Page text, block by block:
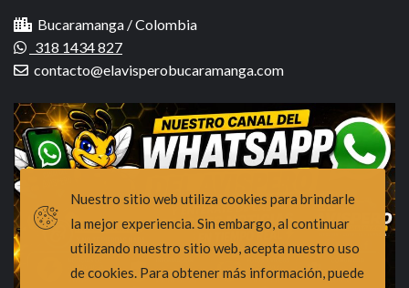
Bucaramanga / Colombia
318 1434 827
contacto@elavisperobucaramanga.com
Nuestro sitio web utiliza cookies para brindarle
la mejor experiencia. Sin embargo, al continuar
utilizando nuestro sitio web, acepta nuestro uso
de cookies. Para obtener más información, puede